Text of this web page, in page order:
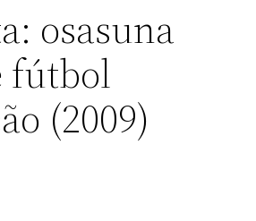
osasuna
fútbol
(2009)